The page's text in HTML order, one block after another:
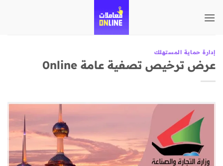
للمحتوى
إدارة حماية المستهلك
عرض ترخيص تصفية عامة 0nline